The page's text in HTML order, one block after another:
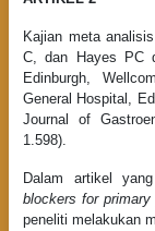
Kajian meta
C, dan Hayes PC
Edinburgh,
General Hospital,
Journal of
1.598).
Dalam artikel
blockers for
peneliti melakukan